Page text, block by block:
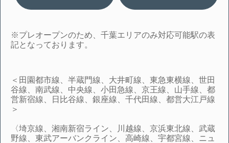
※プレオープンのため、千葉エリアのみ対応可能駅の表
記となっております。
＜田園都市線、半蔵門線、大井町線、東急東横線、世田
谷線、南武線、中央線、小田急線、京王線、山手線、都
営新宿線、日比谷線、銀座線、千代田線、都営大江戸線
＞
〈埼京線、湘南新宿ライン、川越線、京浜東北線、武蔵
野線、東武アーバンクライン、高崎線、宇都宮線、ニュ